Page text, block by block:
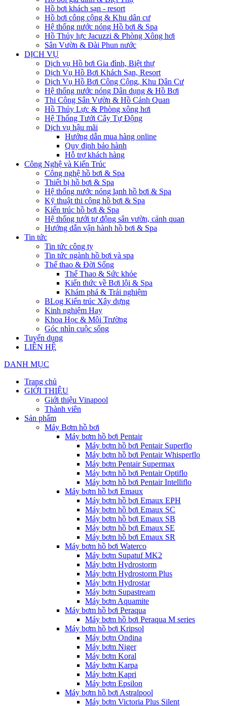
Hồ bơi khách sạn - resort
Hồ bơi công cộng & Khu dân cư
Hệ thống nước nóng Hồ bơi & Spa
Hồ Thủy lực Jacuzzi & Phòng Xông hơi
Sân Vườn & Đài Phun nước
DỊCH VỤ
Dịch vụ Hồ bơi Gia đình, Biệt thự
Dịch Vụ Hồ Bơi Khách Sạn, Resort
Dịch Vụ Hồ Bơi Công Cộng, Khu Dân Cư
Hệ thống nước nóng Dân dụng & Hồ Bơi
Thi Công Sân Vườn & Hồ Cảnh Quan
Hồ Thủy Lực & Phòng xông hơi
Hệ Thống Tưới Cây Tự Động
Dịch vụ hậu mãi
Hướng dẫn mua hàng online
Quy định bảo hành
Hỗ trợ khách hàng
Công Nghệ và Kiến Trúc
Công nghệ hồ bơi & Spa
Thiết bị hồ bơi & Spa
Hệ thống nước nóng lạnh hồ bơi & Spa
Kỹ thuật thi công hồ bơi & Spa
Kiến trúc hồ bơi & Spa
Hệ thống tưới tự động sân vườn, cảnh quan
Hướng dẫn vận hành hồ bơi & Spa
Tin tức
Tin tức công ty
Tin tức ngành hồ bơi và spa
Thể thao & Đời Sống
Thể Thao & Sức khỏe
Kiến thức về Bơi lội & Spa
Khám phá & Trải nghiệm
BLog Kiến trúc Xây dựng
Kinh nghiệm Hay
Khoa Học & Môi Trường
Góc nhìn cuộc sống
Tuyển dụng
LIÊN HỆ
DANH MỤC
Trang chủ
GIỚI THIỆU
Giới thiệu Vinapool
Thành viên
Sản phẩm
Máy Bơm hồ bơi
Máy bơm hồ bơi Pentair
Máy bơm hồ bơi Pentair Superflo
Máy bơm hồ bơi Pentair Whisperflo
Máy bơm Pentair Supermax
Máy bơm hồ bơi Pentair Optiflo
Máy bơm hồ bơi Pentair Intelliflo
Máy bơm hồ bơi Emaux
Máy bơm hồ bơi Emaux EPH
Máy bơm hồ bơi Emaux SC
Máy bơm hồ bơi Emaux SB
Máy bơm hồ bơi Emaux SE
Máy bơm hồ bơi Emaux SR
Máy bơm hồ bơi Waterco
Máy bơm Supatuf MK2
Máy bơm Hydrostorm
Máy bơm Hydrostorm Plus
Máy bơm Hydrostar
Máy bơm Supastream
Máy bơm Aquamite
Máy bơm hồ bơi Peraqua
Máy bơm hồ bơi Peraqua M series
Máy bơm hồ bơi Kripsol
Máy bơm Ondina
Máy bơm Niger
Máy bơm Koral
Máy bơm Karpa
Máy bơm Kapri
Máy bơm Epsilon
Máy bơm hồ bơi Astralpool
Máy bơm Victoria Plus Silent